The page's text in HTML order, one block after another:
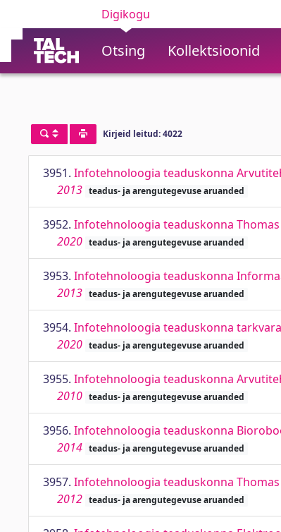
Digikogu
Otsing Kollektsioonid
Kirjeid leitud: 4022
3951. Infotehnoloogia teaduskonna
2013 teadus- ja arengutegevuse aruanded
3952. Infotehnoloogia teaduskonna
2020 teadus- ja arengutegevuse aruanded
3953. Infotehnoloogia teaduskonna
2013 teadus- ja arengutegevuse aruanded
3954. Infotehnoloogia teaduskonna
2020 teadus- ja arengutegevuse aruanded
3955. Infotehnoloogia teaduskonna
2010 teadus- ja arengutegevuse aruanded
3956. Infotehnoloogia teaduskonna
2014 teadus- ja arengutegevuse aruanded
3957. Infotehnoloogia teaduskonna
2012 teadus- ja arengutegevuse aruanded